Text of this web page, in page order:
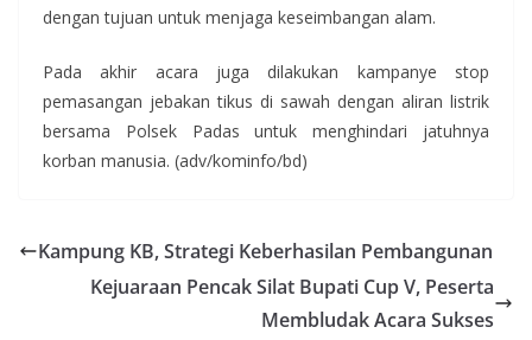
dengan tujuan untuk menjaga keseimbangan alam.
Pada akhir acara juga dilakukan kampanye stop
pemasangan jebakan tikus di sawah dengan aliran listrik
bersama Polsek Padas untuk menghindari jatuhnya
korban manusia. (adv/kominfo/bd)
Kampung KB, Strategi Keberhasilan Pembangunan
Kejuaraan Pencak Silat Bupati Cup V, Peserta
Membludak Acara Sukses